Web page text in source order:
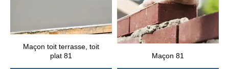
Maçon toit terrasse, toit
plat 81
Maçon 81